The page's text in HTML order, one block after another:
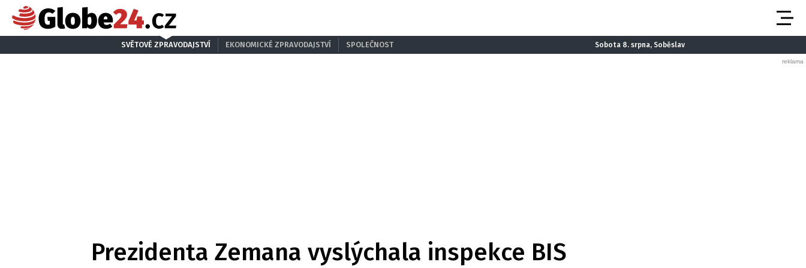
SVĚTOVÉ ZPRAVODAJSTVÍ EKONOMICKÉ ZPRAVODAJSTVÍ SPOLEČNOST Sobota 8. srpna, Soběslav
Prezidenta Zemana vyslýchala inspekce BIS